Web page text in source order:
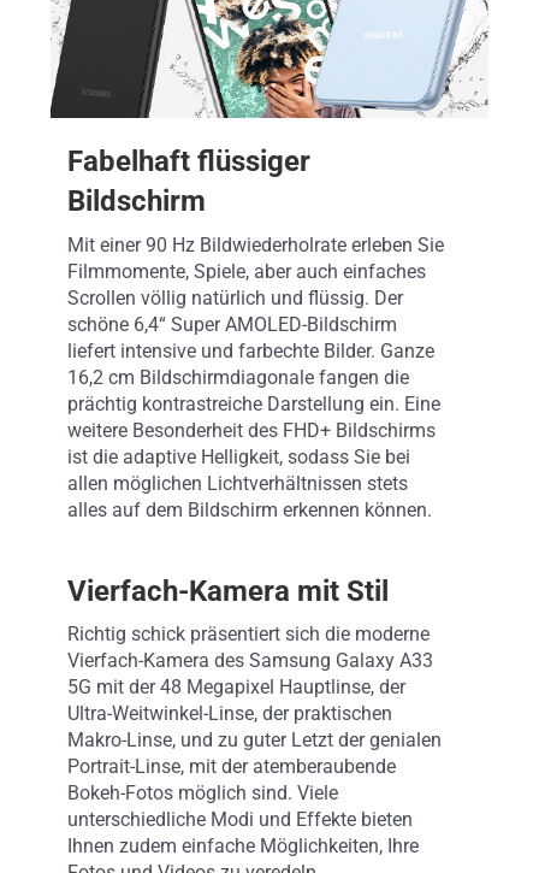
Fabelhaft flüssiger
Bildschirm
Mit einer 90 Hz Bildwiederholrate erleben Sie
Filmmomente, Spiele, aber auch einfaches
Scrollen völlig natürlich und flüssig. Der
schöne 6,4“ Super AMOLED-Bildschirm
liefert intensive und farbechte Bilder. Ganze
16,2 cm Bildschirmdiagonale fangen die
prächtig kontrastreiche Darstellung ein. Eine
weitere Besonderheit des FHD+ Bildschirms
ist die adaptive Helligkeit, sodass Sie bei
allen möglichen Lichtverhältnissen stets
alles auf dem Bildschirm erkennen können.
Vierfach-Kamera mit Stil
Richtig schick präsentiert sich die moderne
Vierfach-Kamera des Samsung Galaxy A33
5G mit der 48 Megapixel Hauptlinse, der
Ultra-Weitwinkel-Linse, der praktischen
Makro-Linse, und zu guter Letzt der genialen
Portrait-Linse, mit der atemberaubende
Bokeh-Fotos möglich sind. Viele
unterschiedliche Modi und Effekte bieten
Ihnen zudem einfache Möglichkeiten, Ihre